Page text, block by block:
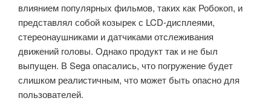
влиянием популярных фильмов, таких как Робокоп, и
представлял собой козырек с LCD-дисплеями,
стереонаушниками и датчиками отслеживания
движений головы. Однако продукт так и не был
выпущен. В Sega опасались, что погружение будет
слишком реалистичным, что может быть опасно для
пользователей.